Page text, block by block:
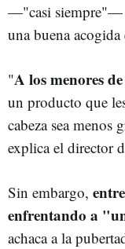
—"casi siempre"—
una buena
"A los menores
un producto que
cabeza sea menos
explica el director
Sin embargo,
enfrentando a
achaca a la